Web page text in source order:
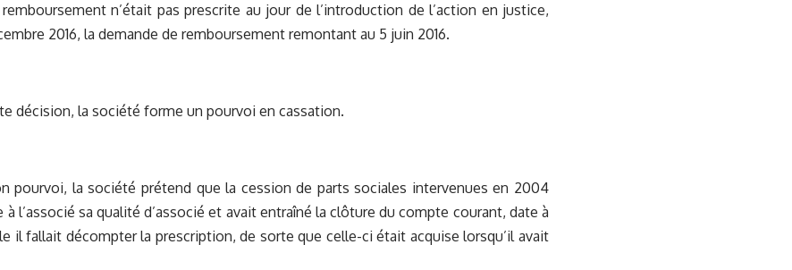
n’était pas prescrite au jour de l’introduction de l’action en justice,
2016, la demande de remboursement remontant au 5 juin 2016.
décision, la société forme un pourvoi en cassation.
pourvoi, la société prétend que la cession de parts sociales intervenues en 2004
à l’associé sa qualité d’associé et avait entraîné la clôture du compte courant, date à
il fallait décompter la prescription, de sorte que celle-ci était acquise lorsqu’il avait